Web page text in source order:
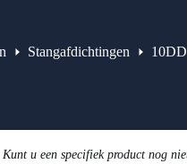
Stangafdichtingen
u een specifiek product nog